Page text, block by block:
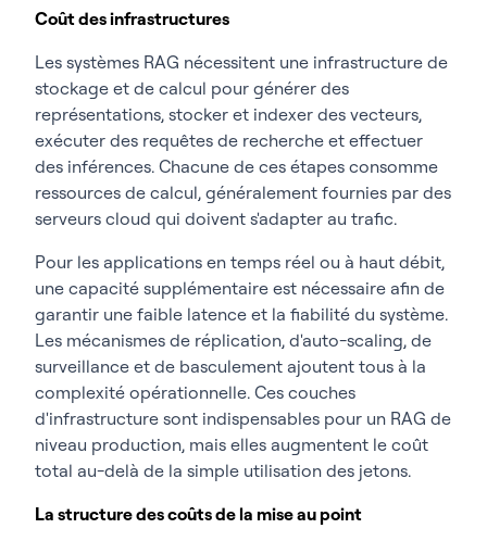
Coût des infrastructures
Les systèmes RAG nécessitent une infrastructure de
stockage et de calcul pour générer des
représentations, stocker et indexer des vecteurs,
exécuter des requêtes de recherche et effectuer
des inférences. Chacune de ces étapes consomme
ressources de calcul, généralement fournies par des
serveurs cloud qui doivent s'adapter au trafic.
Pour les applications en temps réel ou à haut débit,
une capacité supplémentaire est nécessaire afin de
garantir une faible latence et la fiabilité du système.
Les mécanismes de réplication, d'auto-scaling, de
surveillance et de basculement ajoutent tous à la
complexité opérationnelle. Ces couches
d'infrastructure sont indispensables pour un RAG de
niveau production, mais elles augmentent le coût
total au-delà de la simple utilisation des jetons.
La structure des coûts de la mise au point